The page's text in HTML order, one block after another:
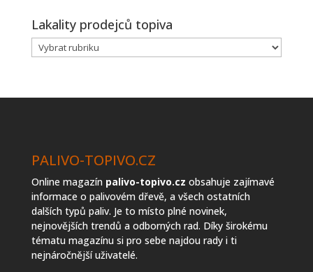
Lakality prodejců topiva
Lakality
prodejců
PALIVO-TOPIVO.CZ
Online magazín palivo-topivo.cz obsahuje zajímavé
informace o palivovém dřevě, a všech ostatních
dalších typů paliv. Je to místo plné novinek,
nejnovějších trendů a odborných rad. Díky širokému
tématu magazínu si pro sebe najdou rady i ti
nejnáročnější uživatelé.